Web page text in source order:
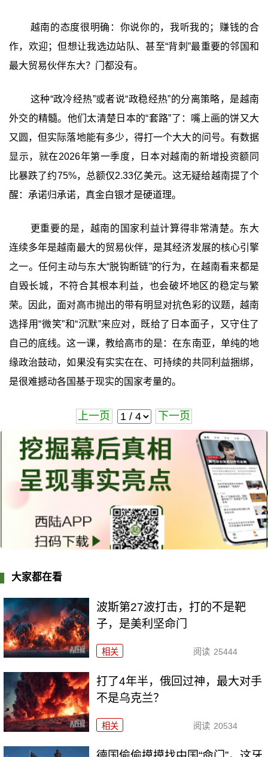
越南的态度很明确：你说你的，我听我的；赚钱的合
作，欢迎；但想让我选边站队、甚至“背刺”最重要的邻国和
最大贸易伙伴东大？门都没有。
这种“政冷经热”或者说“政稳经热”的分离策略，是越南
外交的精髓。他们太清楚日本的“套路”了：嘴上画的饼又大
又圆，但实际落地能有多少，得打一个大大的问号。有数据
显示，就在2026年第一季度，日本对越南的新增投资额同
比暴跌了约75%，总额仅2.33亿美元。这无疑给越南提了个
醒：承诺归承诺，真金白银才是硬道理。
更重要的是，越南的国家利益计算得非常清楚。东大
连续多年是越南最大的贸易伙伴，是其经济发展的核心引擎
之一。任何主动与东大“脱钩断链”的行为，在越南看来都是
自毁长城，不符合其根本利益，也会破坏地区的稳定与繁
荣。因此，面对高市抛出的带有明显对抗色彩的议题，越南
选择用“微笑”和“沉默”来应对，既给了日本面子，又守住了
自己的底线。这一课，教给高市的是：在东南亚，单纯的地
缘政治鼓动，如果没有实实在在、可持续的共同利益捆绑，
是很难撼动各国基于现实的国家考量的。
上一页 下一页
大家都在看
波斯第27波打击，打的不是靶
子，是美利坚命门
相关 阅读 25444
打了4年半，俄回过神，最大对手
不是乌克兰？
相关 阅读 20534